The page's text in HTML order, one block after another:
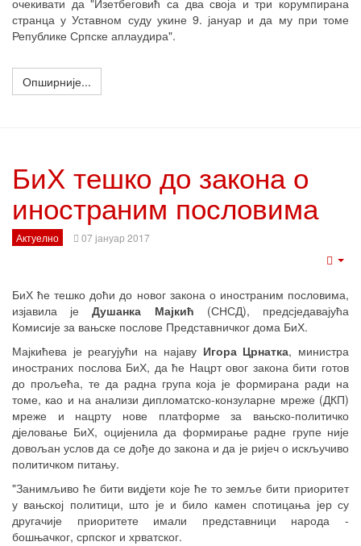
очекивати да "Изетбеговић са два своја и три корумпирана
странца у Уставном суду укине 9. јануар и да му при томе
Републике Српске аплаудира".
Опширније...
БиХ тешко до закона о
иностраним пословима
Актуелно 07 јануар 2017
БиХ ће тешко доћи до новог закона о иностраним пословима,
изјавила јеДушанка Мајкић (СНСД), предсједавајућа
Комисије за вањске послове Представничког дома БиХ.
Мајкићева је реагујући на најаву Игора Црнатка, министра
иностраних послова БиХ, да ће Нацрт овог закона бити готов
до прољећа, те да радна група која је формирана ради на
томе, као и на анализи дипломатско-конзуларне мреже (ДКП)
мреже и нацрту нове платформе за вањско-политичко
дјеловање БиХ, оцијенила да формирање радне групе није
довољан услов да се дође до закона и да је ријеч о искључиво
политичком питању.
"Занимљиво ће бити видјети које ће то земље бити приоритет
у вањској политици, што је и било камен спотицања јер су
другачије приоритете имали представници народа -
бошњачког, српског и хрватског.